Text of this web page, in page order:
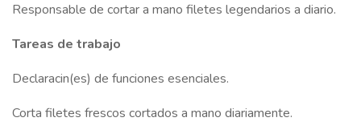
Responsable de cortar a mano filetes legendarios a diario.
Tareas de trabajo
Declaracin(es) de funciones esenciales.
Corta filetes frescos cortados a mano diariamente.